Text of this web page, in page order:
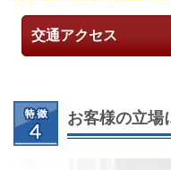
交通アクセス
お客様の立場